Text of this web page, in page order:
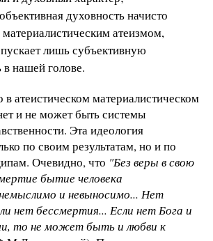
духовность начисто
материалистическим атеизмом,
лишь субъективную
в нашей голове.
атеистическом материалистическом
и не может быть системы
Эта идеология
по своим результатам, но и по
Очевидно, что "Без веры в свою
бытие человека
и невыносимо... Нет
нет бессмертия... Если нет Бога и
то не может быть и любви к